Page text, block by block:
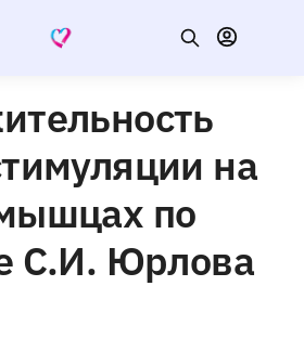
на
по
С.И. Юрлова